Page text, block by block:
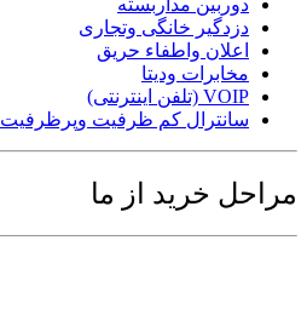
دزدگیر خانگی وتجاری
اعلان واطفاء حریق
مخابرات ودیتا
VOIP (تلفن اینترنتی)
سانترال کم ظرفیت وپرظرفیت
مراحل خرید از ما